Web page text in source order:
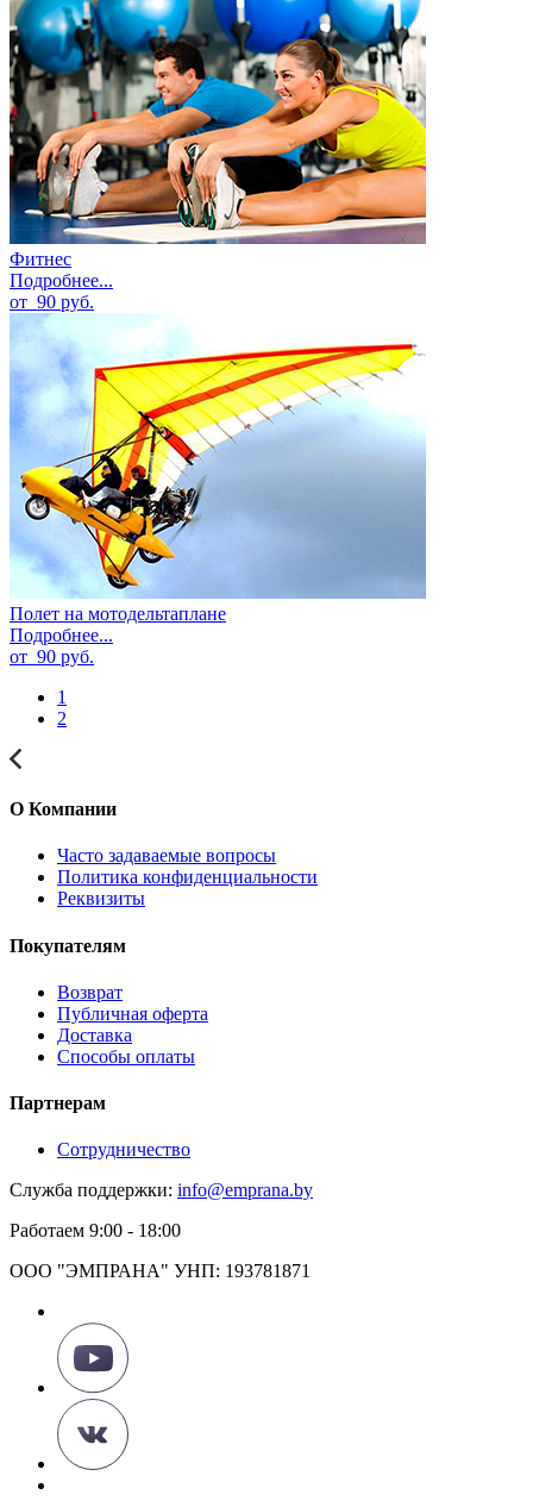
Фитнес
Подробнее...
от 90 руб.
Полет на мотодельтаплане
Подробнее...
от 90 руб.
1
2
О Компании
Часто задаваемые вопросы
Политика конфиденциальности
Реквизиты
Покупателям
Возврат
Публичная оферта
Доставка
Способы оплаты
Партнерам
Сотрудничество
Служба поддержки: info@emprana.by
Работаем 9:00 - 18:00
ООО "ЭМПРАНА" УНП: 193781871